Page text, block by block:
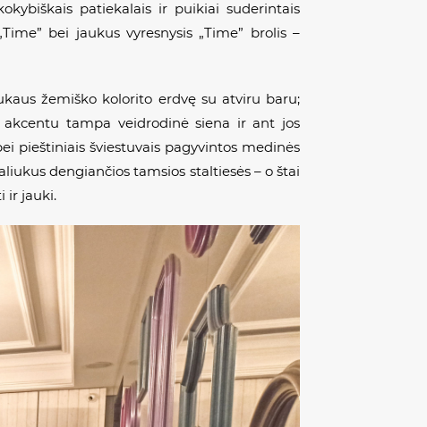
patiekalais ir puikiai suderintais
bei jaukus vyresnysis „Time” brolis –
žemiško kolorito erdvę su atviru baru;
akcentu tampa veidrodinė siena ir ant jos
pieštiniais šviestuvais pagyvintos medinės
dengiančios tamsios staltiesės – o štai
ir jauki.